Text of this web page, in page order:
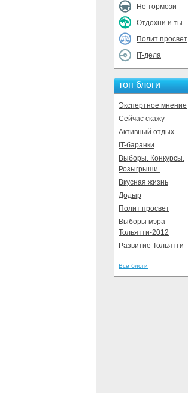
Не тормози
Отдохни и ты
Полит просвет
IT-дела
топ блоги
Экспертное мнение
Сейчас скажу
Активный отдых
IT-баранки
Выборы. Конкурсы.
Розыгрыши.
Вкусная жизнь
Додыр
Полит просвет
Выборы мэра
Тольятти-2012
Развитие Тольятти
Все блоги